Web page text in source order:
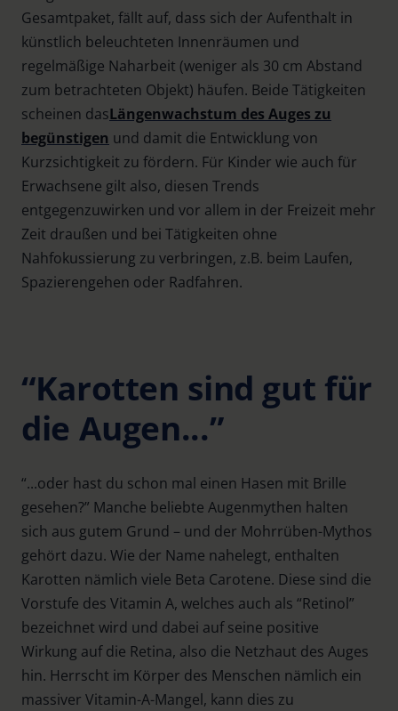
Gesamtpaket, fällt auf, dass sich der Aufenthalt in
künstlich beleuchteten Innenräumen und
regelmäßige Naharbeit (weniger als 30 cm Abstand
zum betrachteten Objekt) häufen. Beide Tätigkeiten
scheinen dasLängenwachstum des Auges zu
begünstigen und damit die Entwicklung von
Kurzsichtigkeit zu fördern. Für Kinder wie auch für
Erwachsene gilt also, diesen Trends
entgegenzuwirken und vor allem in der Freizeit mehr
Zeit draußen und bei Tätigkeiten ohne
Nahfokussierung zu verbringen, z.B. beim Laufen,
Spazierengehen oder Radfahren.
“Karotten sind gut für
die Augen...”
“...oder hast du schon mal einen Hasen mit Brille
gesehen?” Manche beliebte Augenmythen halten
sich aus gutem Grund – und der Mohrrüben-Mythos
gehört dazu. Wie der Name nahelegt, enthalten
Karotten nämlich viele Beta Carotene. Diese sind die
Vorstufe des Vitamin A, welches auch als “Retinol”
bezeichnet wird und dabei auf seine positive
Wirkung auf die Retina, also die Netzhaut des Auges
hin. Herrscht im Körper des Menschen nämlich ein
massiver Vitamin-A-Mangel, kann dies zu